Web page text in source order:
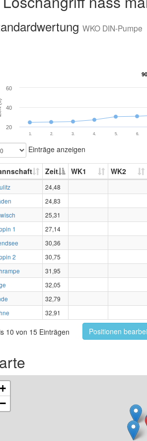
WKO DIN-Pumpe
1. 2. 3. 4. 5. 6.
20
40
60
Einträge anzeigen
Zeit WK1 WK2
24,48
24,83
25,31
1
27,14
30,36
2
30,75
31,95
32,05
32,79
32,91
10 von 15 Einträgen Positionen
+
−